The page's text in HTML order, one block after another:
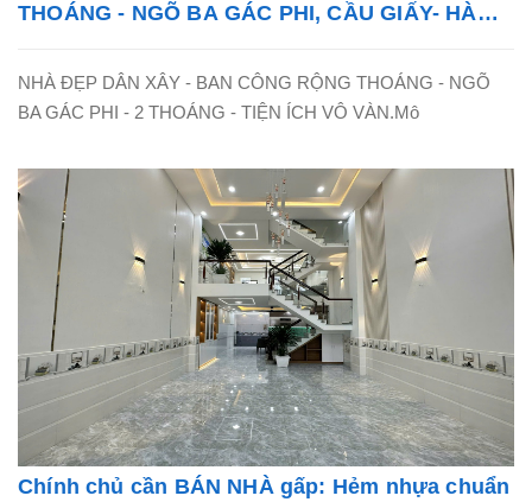
THOÁNG - NGÕ BA GÁC PHI, CẦU GIẤY- HÀ
NHÀ ĐẸP DÂN XÂY - BAN CÔNG RỘNG THOÁNG - NGÕ
BA GÁC PHI - 2 THOÁNG - TIỆN ÍCH VÔ VÀN.Mô
Chính chủ cần BÁN NHÀ gấp: Hẻm nhựa chuẩn